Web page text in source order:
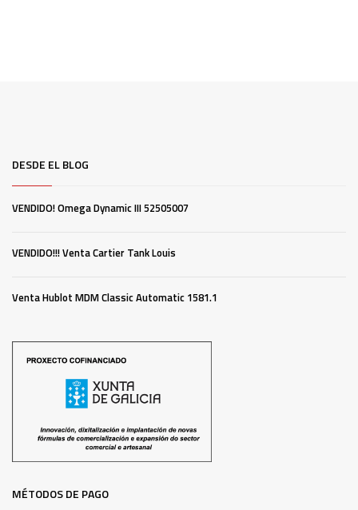
DESDE EL BLOG
VENDIDO! Omega Dynamic III 52505007
VENDIDO!!! Venta Cartier Tank Louis
Venta Hublot MDM Classic Automatic 1581.1
MÉTODOS DE PAGO